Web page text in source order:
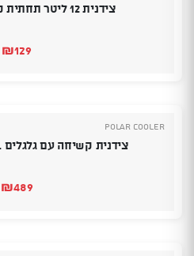
צידנית 12 ליטר תחתית קשיחה OUTDOOR
₪129
POLAR COOLER
צידנית קשיחה עם גלגלים POLAT COOLER 47 L
₪489